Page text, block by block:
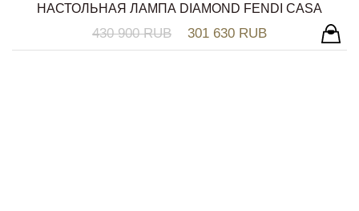
НАСТОЛЬНАЯ ЛАМПА DIAMOND FENDI CASA
430 900 RUB 301 630 RUB